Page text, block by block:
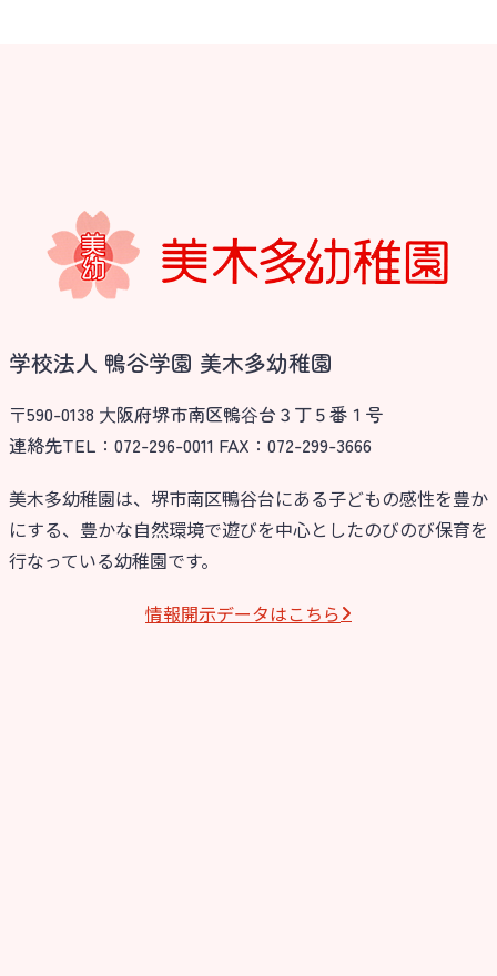
学校法人 鴨谷学園 美木多幼稚園
〒590-0138 ⼤阪府堺市南区鴨⾕台３丁５番１号
連絡先TEL：072-296-0011 FAX：072-299-3666
美木多幼稚園は、堺市南区鴨谷台にある子どもの感性を豊か
にする、豊かな自然環境で遊びを中心としたのびのび保育を
行なっている幼稚園です。
情報開⽰データはこちら